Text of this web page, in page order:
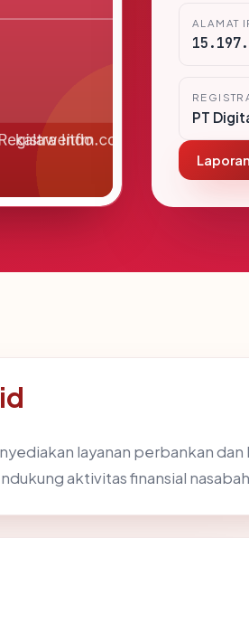
ALAMAT
PT
layanan perbankan
aktivitas finansial